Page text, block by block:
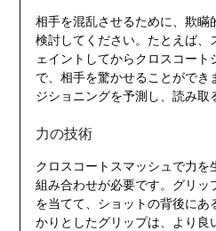
相手を混乱させるために、欺瞞
検討してください。たとえば、
ェイントしてからクロスコート
で、相手を驚かせることができ
ジショニングを予測し、読み取
力の技術
クロスコートスマッシュで力を
組み合わせが必要です。グリッ
を当てて、ショットの背後にあ
かりとしたグリップは、より良